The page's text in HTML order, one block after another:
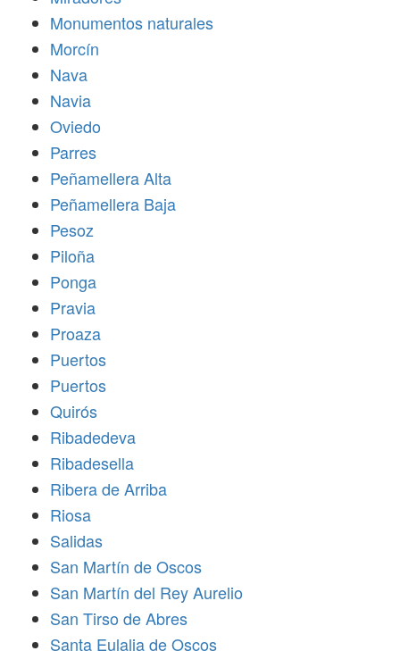
Monumentos naturales
Morcín
Nava
Navia
Oviedo
Parres
Peñamellera Alta
Peñamellera Baja
Pesoz
Piloña
Ponga
Pravia
Proaza
Puertos
Puertos
Quirós
Ribadedeva
Ribadesella
Ribera de Arriba
Riosa
Salidas
San Martín de Oscos
San Martín del Rey Aurelio
San Tirso de Abres
Santa Eulalia de Oscos